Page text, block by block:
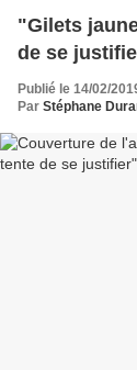
"Gilets
de se
Publié le 14/02/
Par Stéphane